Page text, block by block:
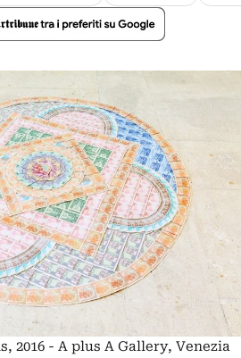
2016 - A plus A Gallery, Venezia